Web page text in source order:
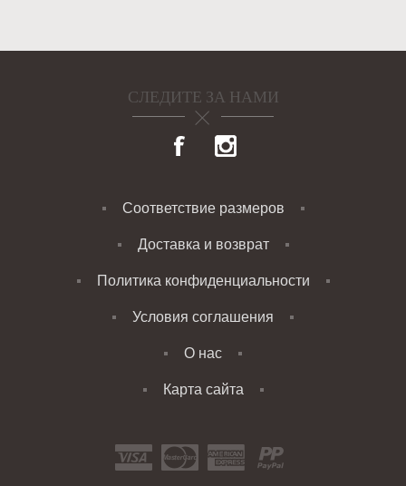
СЛЕДИТЕ ЗА НАМИ
Соответствие размеров
Доставка и возврат
Политика конфиденциальности
Условия соглашения
О нас
Карта сайта